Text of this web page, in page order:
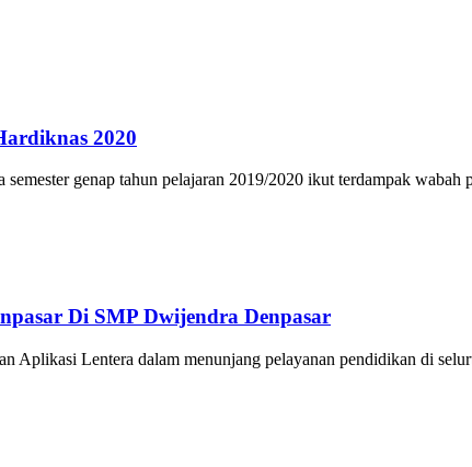
2020
semester genap tahun pelajaran 2019/2020 ikut terdampak
Di SMP Dwijendra Denpasar
Aplikasi Lentera dalam menunjang pelayanan pendidikan di